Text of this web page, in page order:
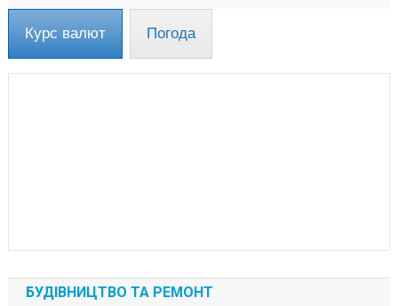
Курс валют Погода
БУДІВНИЦТВО ТА РЕМОНТ